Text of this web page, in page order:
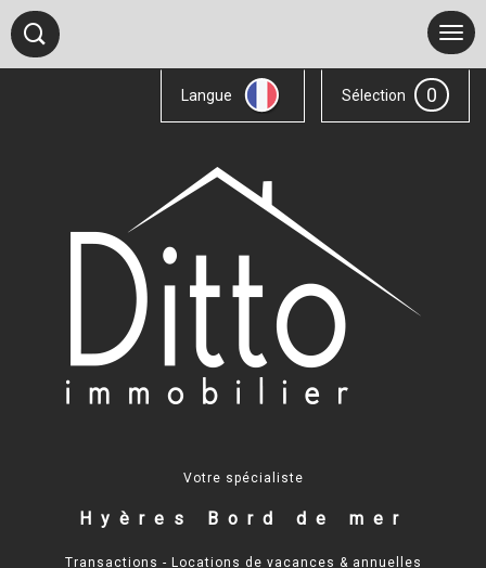
Langue Sélection 0
Votre spécialiste
Hyères Bord de mer
Transactions - Locations de vacances & annuelles